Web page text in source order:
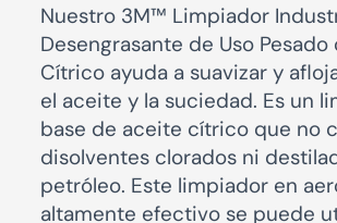
Nuestro 3M™ Limpiador
Desengrasante de Uso
Cítrico ayuda a suavizar y
el aceite y la suciedad. Es un
base de aceite cítrico que no
disolventes clorados ni
petróleo. Este limpiador en
altamente efectivo se puede